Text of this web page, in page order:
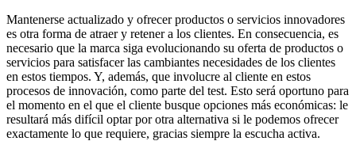
Mantenerse actualizado y ofrecer productos o servicios innovadores
es otra forma de atraer y retener a los clientes. En consecuencia, es
necesario que la marca siga evolucionando su oferta de productos o
servicios para satisfacer las cambiantes necesidades de los clientes
en estos tiempos. Y, además, que involucre al cliente en estos
procesos de innovación, como parte del test. Esto será oportuno para
el momento en el que el cliente busque opciones más económicas: le
resultará más difícil optar por otra alternativa si le podemos ofrecer
exactamente lo que requiere, gracias siempre la escucha activa.